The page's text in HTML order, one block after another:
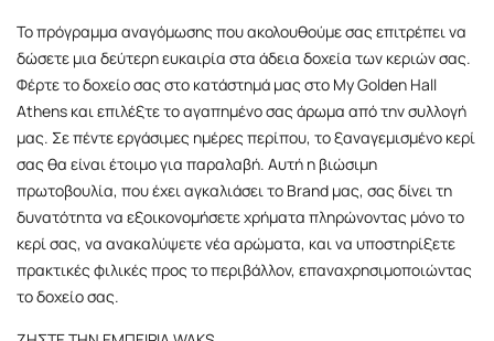
Το πρόγραμμα αναγόμωσης που ακολουθούμε σας επιτρέπει να
δώσετε μια δεύτερη ευκαιρία στα άδεια δοχεία των κεριών σας.
Φέρτε το δοχείο σας στο κατάστημά μας στο My Golden Hall
Athens και επιλέξτε το αγαπημένο σας άρωμα από την συλλογή
μας. Σε πέντε εργάσιμες ημέρες περίπου, το ξαναγεμισμένο κερί
σας θα είναι έτοιμο για παραλαβή. Αυτή η βιώσιμη
πρωτοβουλία, που έχει αγκαλιάσει το Brand μας, σας δίνει τη
δυνατότητα να εξοικονομήσετε χρήματα πληρώνοντας μόνο το
κερί σας, να ανακαλύψετε νέα αρώματα, και να υποστηρίξετε
πρακτικές φιλικές προς το περιβάλλον, επαναχρησιμοποιώντας
το δοχείο σας.